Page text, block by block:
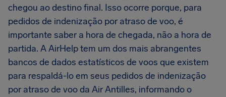
chegou ao destino final. Isso ocorre porque, para
pedidos de indenização por atraso de voo, é
importante saber a hora de chegada, não a hora de
partida. A AirHelp tem um dos mais abrangentes
bancos de dados estatísticos de voos que existem
para respaldá-lo em seus pedidos de indenização
por atraso de voo da Air Antilles, informando o